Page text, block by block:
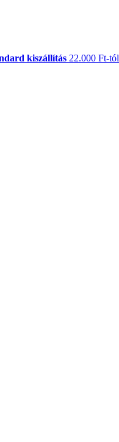
kiszállítás 22.000 Ft-tól